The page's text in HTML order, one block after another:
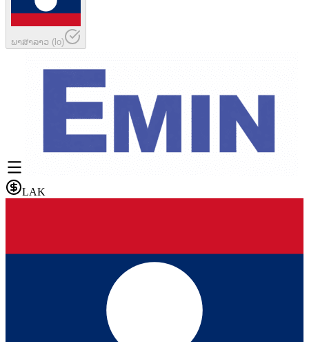
ພາສາລາວ (lo)
LAK